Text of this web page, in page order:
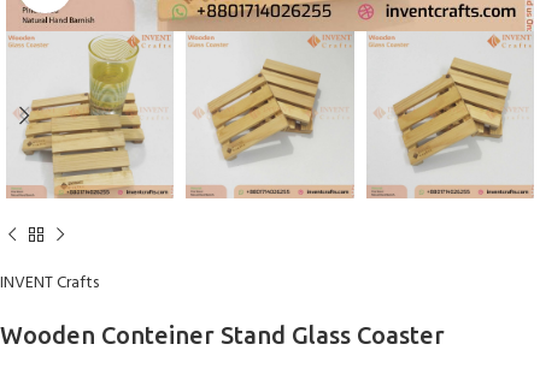
INVENT Crafts
Wooden Conteiner Stand Glass Coaster